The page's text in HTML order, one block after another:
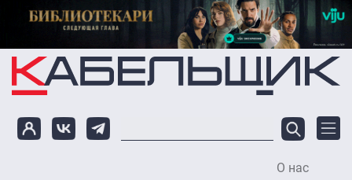
Перейти к основному содержанию
О нас